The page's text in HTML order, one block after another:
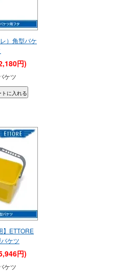
）角型バケ
円)
ケツ
】ETTORE
バケツ
円)
ケツ